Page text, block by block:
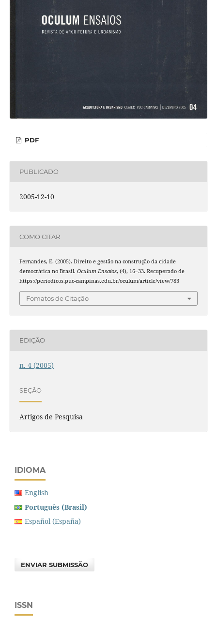
PDF
PUBLICADO
2005-12-10
COMO CITAR
Fernandes, E. (2005). Direito e gestão na construção da cidade
democrática no Brasil. Oculum Ensaios, (4), 16–33. Recuperado de
https://periodicos.puc-campinas.edu.br/oculum/article/view/783
Fomatos de Citação
EDIÇÃO
n. 4 (2005)
SEÇÃO
Artigos de Pesquisa
IDIOMA
English
Português (Brasil)
Español (España)
ENVIAR SUBMISSÃO
ISSN